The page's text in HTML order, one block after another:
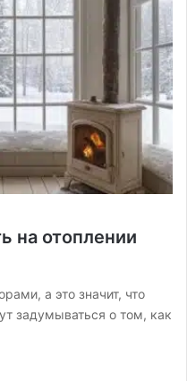
на отоплении
а это значит, что
задумываться о том, как